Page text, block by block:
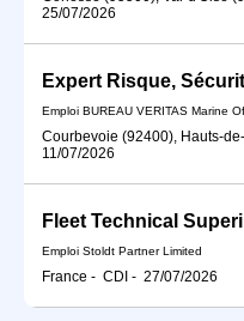
25/07/2026
Emploi BUREAU VERITAS Marine
Courbevoie (92400), Hauts-
11/07/2026
Fleet Technical
Emploi Stoldt Partner Limited
France - CDI - 27/07/2026